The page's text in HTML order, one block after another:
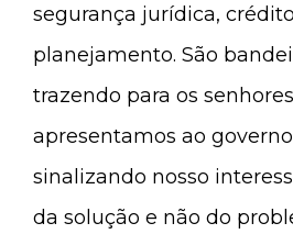
segurança jurídica,
planejamento. São
trazendo para os
apresentamos ao
sinalizando nosso
da solução e não do